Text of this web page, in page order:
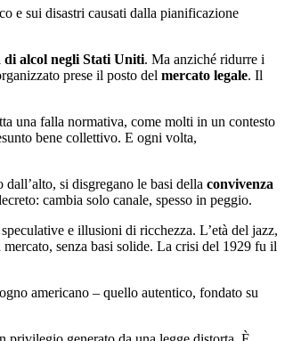
e sui disastri causati dalla pianificazione
di alcol negli Stati Uniti. Ma anziché ridurre i
prese il posto del mercato legale. Il
una falla normativa, come molti in un contesto
bene collettivo. E ogni volta,
si disgregano le basi della convivenza
cambia solo canale, spesso in peggio.
e illusioni di ricchezza. L’età del jazz,
senza basi solide. La crisi del 1929 fu il
americano – quello autentico, fondato su